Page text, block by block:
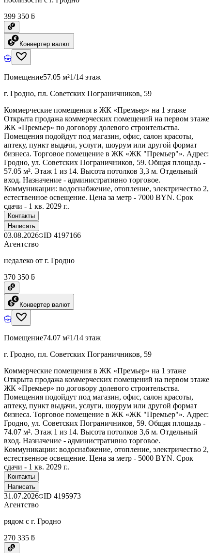
399 350 ƃ
Конвертер валют
Помещение57.05 м²1/14 этаж
г. Гродно, пл. Советских Пограничников, 59
Коммерческие помещения в ЖК «Премьер» на 1 этаже
Открыта продажа коммерческих помещений на первом этаже
ЖК «Премьер» по договору долевого строительства.
Помещения подойдут под магазин, офис, салон красоты,
аптеку, пункт выдачи, услуги, шоурум или другой формат
бизнеса. Торговое помещение в ЖК «ЖК "Премьер"». Адрес:
Гродно, ул. Советских Пограничников, 59. Общая площадь -
57.05 м². Этаж 1 из 14. Высота потолков 3,3 м. Отдельный
вход. Назначение - административно торговое.
Коммуникации: водоснабжение, отопление, электричество 2,
естественное освещение. Цена за метр - 7000 BYN. Срок
сдачи - 1 кв. 2029 г..
Контакты
Написать
03.08.2026 ID 4197166
Агентство
недалеко от г. Гродно
370 350 ƃ
Конвертер валют
Помещение74.07 м²1/14 этаж
г. Гродно, пл. Советских Пограничников, 59
Коммерческие помещения в ЖК «Премьер» на 1 этаже
Открыта продажа коммерческих помещений на первом этаже
ЖК «Премьер» по договору долевого строительства.
Помещения подойдут под магазин, офис, салон красоты,
аптеку, пункт выдачи, услуги, шоурум или другой формат
бизнеса. Торговое помещение в ЖК «ЖК "Премьер"». Адрес:
Гродно, ул. Советских Пограничников, 59. Общая площадь -
74.07 м². Этаж 1 из 14. Высота потолков 3,6 м. Отдельный
вход. Назначение - административно торговое.
Коммуникации: водоснабжение, отопление, электричество 2,
естественное освещение. Цена за метр - 5000 BYN. Срок
сдачи - 1 кв. 2029 г..
Контакты
Написать
31.07.2026 ID 4195973
Агентство
рядом с г. Гродно
270 335 ƃ